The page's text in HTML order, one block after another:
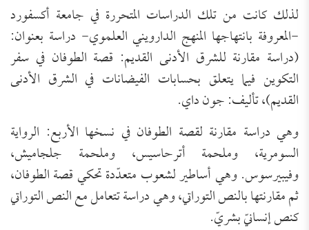
لذلك كانت من تلك الدراسات المتحررة في جامعة أكسفورد
-المعروفة بانتهاجها المنهج الدارويني العلموي- دراسة بعنوان:
(دراسة مقارنة للشرق الأدنى القديم: قصة الطوفان في سفر
التكوين فيما يتعلق بحسابات الفيضانات في الشرق الأدنى
القديم)، تأليف: جون داي.
وهي دراسة مقارنة لقصة الطوفان في نسخها الأربع: الرواية
السومرية، وملحمة أترحاسيس، وملحمة جلجاميش،
وفيبيرسوس. وهي أساطير لشعوب متعدّدة تحكي قصة الطوفان،
ثم مقارنتها بالنص التوراتي، وهي دراسة تتعامل مع النص التوراتي
كنص إنسانيّ بشريّ.